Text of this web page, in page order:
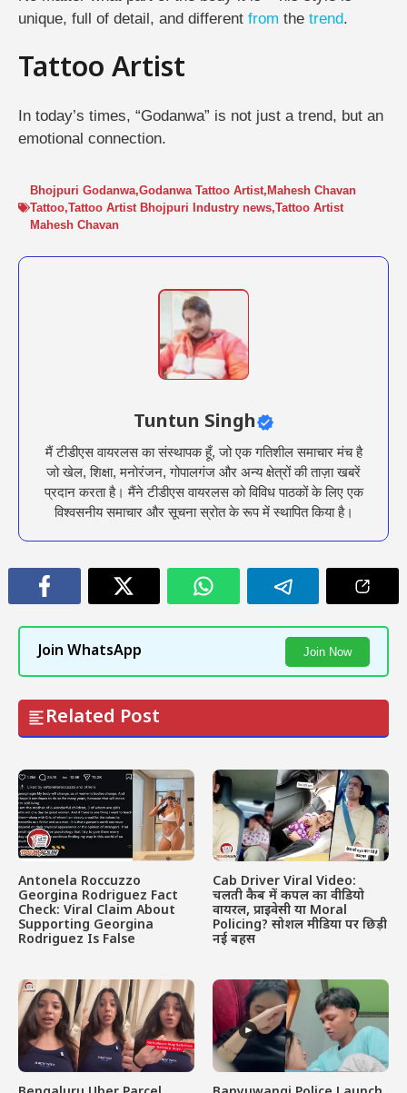
unique, full of detail, and different from the trend.
Tattoo Artist
In today’s times, “Godanwa” is not just a trend, but an
emotional connection.
Bhojpuri Godanwa,Godanwa Tattoo Artist, Mahesh Chavan
Tattoo,Tattoo Artist Bhojpuri Industry news,Tattoo Artist
Mahesh Chavan
Tuntun Singh
मैं टीडीएस वायरलस का संस्थापक हूँ, जो एक गतिशील समाचार मंच है
जो खेल, शिक्षा, मनोरंजन, गोपालगंज और अन्य क्षेत्रों की ताज़ा खबरें
प्रदान करता है। मैंने टीडीएस वायरलस को विविध पाठकों के लिए एक
विश्वसनीय समाचार और सूचना स्रोत के रूप में स्थापित किया है।
Join WhatsApp Join Now
Related Post
Antonela Roccuzzo
Georgina Rodriguez Fact
Check: Viral Claim About
Supporting Georgina
Rodriguez Is False
Cab Driver Viral Video:
चलती कैब में कपल का वीडियो
वायरल, प्राइवेसी या Moral
Policing? सोशल मीडिया पर छिड़ी
नई बहस